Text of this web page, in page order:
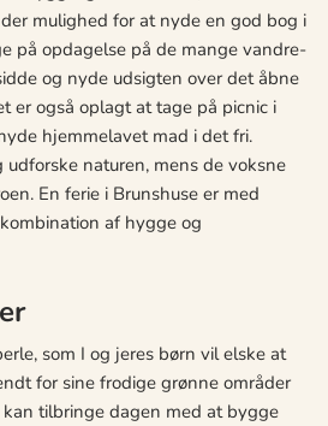
mulighed for at nyde en god bog i
på opdagelse på de mange vandre-
og nyde udsigten over det åbne
er også oplagt at tage på picnic i
hjemmelavet mad i det fri.
naturen, mens de voksne
En ferie i Brunshuse er med
af hygge og
som I og jeres børn vil elske at
for sine frodige grønne områder
tilbringe dagen med at bygge